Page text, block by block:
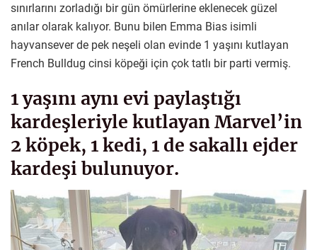
sınırlarını zorladığı bir gün ömürlerine eklenecek güzel
anılar olarak kalıyor. Bunu bilen Emma Bias isimli
hayvansever de pek neşeli olan evinde 1 yaşını kutlayan
French Bulldug cinsi köpeği için çok tatlı bir parti vermiş.
1 yaşını aynı evi paylaştığı
kardeşleriyle kutlayan Marvel’in
2 köpek, 1 kedi, 1 de sakallı ejder
kardeşi bulunuyor.